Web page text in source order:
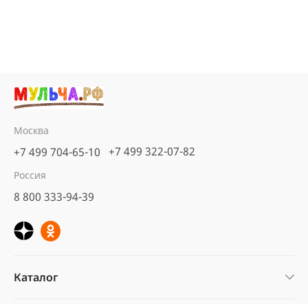
Москва
+7 499 704-65-10 +7 499 322-07-82
Россия
8 800 333-94-39
Каталог